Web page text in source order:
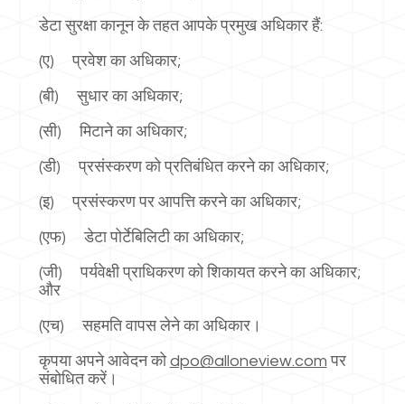
डेटा सुरक्षा कानून के तहत आपके प्रमुख अधिकार हैं:
(ए) प्रवेश का अधिकार;
(बी) सुधार का अधिकार;
(सी) मिटाने का अधिकार;
(डी) प्रसंस्करण को प्रतिबंधित करने का अधिकार;
(इ) प्रसंस्करण पर आपत्ति करने का अधिकार;
(एफ) डेटा पोर्टेबिलिटी का अधिकार;
(जी) पर्यवेक्षी प्राधिकरण को शिकायत करने का अधिकार;
और
(एच) सहमति वापस लेने का अधिकार।
कृपया अपने आवेदन कोdpo@alloneview.com पर
संबोधित करें।